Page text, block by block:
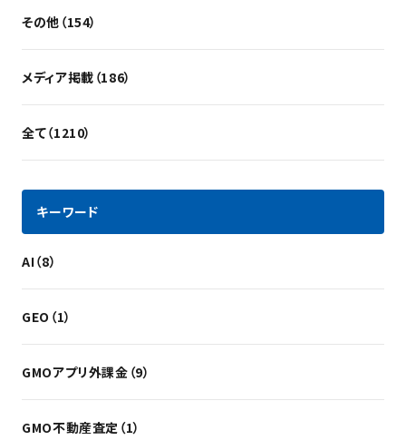
その他（154）
メディア掲載（186）
全て（1210）
キーワード
AI（8）
GEO（1）
GMOアプリ外課金（9）
GMO不動産査定（1）